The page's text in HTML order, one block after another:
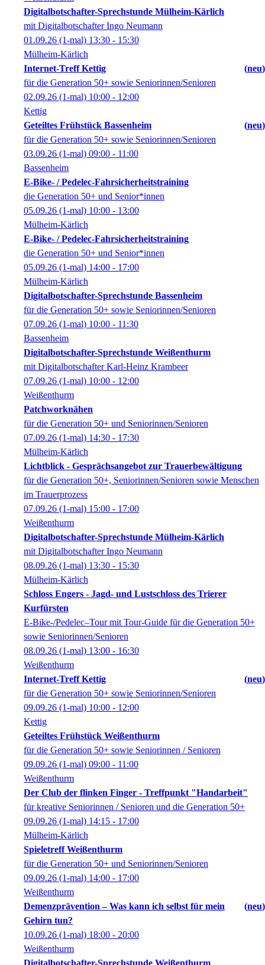
Digitalbotschafter-Sprechstunde Mülheim-Kärlich
mit Digitalbotschafter Ingo Neumann
01.09.26 (1-mal) 13:30 - 15:30
Mülheim-Kärlich
Internet-Treff Kettig
neu
für die Generation 50+ sowie Seniorinnen/Senioren
02.09.26 (1-mal) 10:00 - 12:00
Kettig
Geteiltes Frühstück Bassenheim
neu
für die Generation 50+ sowie Seniorinnen/Senioren
03.09.26 (1-mal) 09:00 - 11:00
Bassenheim
E-Bike- / Pedelec-Fahrsicherheitstraining
die Generation 50+ und Senior*innen
05.09.26 (1-mal) 10:00 - 13:00
Mülheim-Kärlich
E-Bike- / Pedelec-Fahrsicherheitstraining
die Generation 50+ und Senior*innen
05.09.26 (1-mal) 14:00 - 17:00
Mülheim-Kärlich
Digitalbotschafter-Sprechstunde Bassenheim
für die Generation 50+ sowie Seniorinnen/Senioren
07.09.26 (1-mal) 10:00 - 11:30
Bassenheim
Digitalbotschafter-Sprechstunde Weißenthurm
mit Digitalbotschafter Karl-Heinz Krambeer
07.09.26 (1-mal) 10:00 - 12:00
Weißenthurm
Patchworknähen
für die Generation 50+ und Seniorinnen/Senioren
07.09.26 (1-mal) 14:30 - 17:30
Mülheim-Kärlich
Lichtblick - Gesprächsangebot zur Trauerbewältigung
für die Generation 50+, Seniorinnen/Senioren sowie Menschen
im Trauerprozess
07.09.26 (1-mal) 15:00 - 17:00
Weißenthurm
Digitalbotschafter-Sprechstunde Mülheim-Kärlich
mit Digitalbotschafter Ingo Neumann
08.09.26 (1-mal) 13:30 - 15:30
Mülheim-Kärlich
Schloss Engers - Jagd- und Lustschloss des Trierer
Kurfürsten
E-Bike-/Pedelec–Tour mit Tour-Guide für die Generation 50+
sowie Seniorinnen/Senioren
08.09.26 (1-mal) 13:00 - 16:30
Weißenthurm
Internet-Treff Kettig
neu
für die Generation 50+ sowie Seniorinnen/Senioren
09.09.26 (1-mal) 10:00 - 12:00
Kettig
Geteiltes Frühstück Weißenthurm
für die Generation 50+ sowie Seniorinnen / Senioren
09.09.26 (1-mal) 09:00 - 11:00
Weißenthurm
Der Club der flinken Finger - Treffpunkt "Handarbeit"
für kreative Seniorinnen / Senioren und die Generation 50+
09.09.26 (1-mal) 14:15 - 17:00
Mülheim-Kärlich
Spieletreff Weißenthurm
für die Generation 50+ und Seniorinnen/Senioren
09.09.26 (1-mal) 14:00 - 17:00
Weißenthurm
Demenzprävention – Was kann ich selbst für mein
Gehirn tun?
neu
10.09.26 (1-mal) 18:00 - 20:00
Weißenthurm
Digitalbotschafter-Sprechstunde Weißenthurm